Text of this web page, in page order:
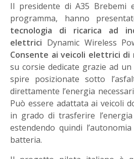
Il presidente di A35 Brebemi
programma, hanno
tecnologia di ricarica ad
elettrici Dynamic Wireless
Consente ai veicoli elettrici di
su corsie dedicate grazie ad
spire posizionate sotto
direttamente l’energia
Può essere adattata ai veicoli
in grado di trasferire
estendendo quindi
batteria.